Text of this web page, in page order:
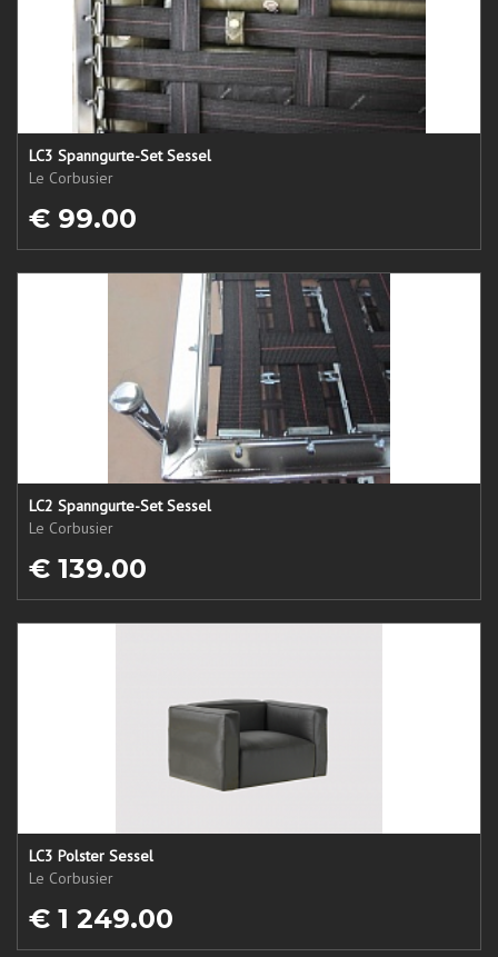
LC3 Spanngurte-Set Sessel
Le Corbusier
€ 99.00
LC2 Spanngurte-Set Sessel
Le Corbusier
€ 139.00
LC3 Polster Sessel
Le Corbusier
€ 1 249.00